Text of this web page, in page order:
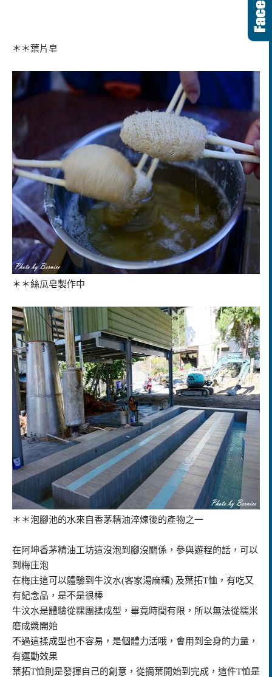
＊＊葉片皂
＊＊絲瓜皂製作中
＊＊泡腳池的水來自香茅精油淬煉後的產物之一
在阿坤香茅精油工坊這沒泡到腳沒關係，參與遊程的話，可以
到梅庄泡
在梅庄這可以體驗到牛汶水(客家湯麻糬) 及葉拓T恤，有吃又
有紀念品，是不是很棒
牛汶水是體驗從粿團揉成型，畢竟時間有限，所以無法從糯米
磨成漿開始
不過這揉成型也不容易，是個體力活哦，會用到全身的力量，
有運動效果
葉拓T恤則是發揮自己的創意，從摘葉開始到完成，這件T恤是